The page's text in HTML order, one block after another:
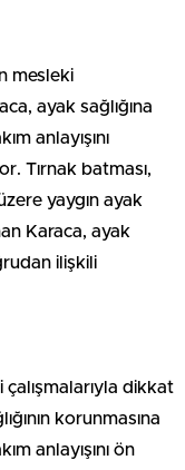
mesleki
ayak sağlığına
anlayışını
Tırnak batması,
yaygın ayak
Karaca, ayak
ilişkili
dikkat
korunmasına
anlayışını ön